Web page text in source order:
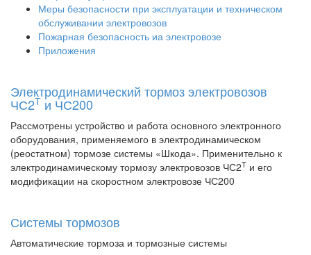
Меры безопасности при эксплуатации и техническом
обслуживании электровозов
Пожарная безопасность иа электровозе
Приложения
Электродинамический тормоз электровозов
ЧС2Т и ЧС200
Рассмотрены устройство и работа основного электронного
оборудования, применяемого в электродинамическом
(реостатном) тормозе системы «Шкода». Применительно к
электродинамическому тормозу электровозов ЧС2Т и его
модификации на скоростном электровозе ЧС200
Системы тормозов
Автоматические тормоза и тормозные системы